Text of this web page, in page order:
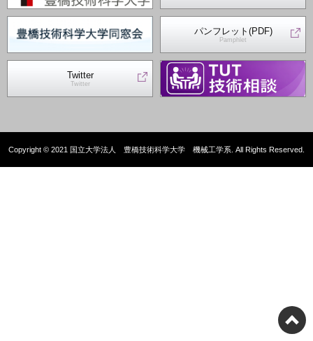
パンフレット(PDF)
Pamphlet
Twitter
Twitter
Copyright © 2021 国立大学法人 豊橋技術科学大学 機械工学系. All Rights Reserved.